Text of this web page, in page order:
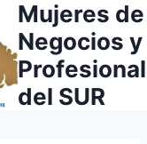
Mujeres de
Negocios y
del SUR